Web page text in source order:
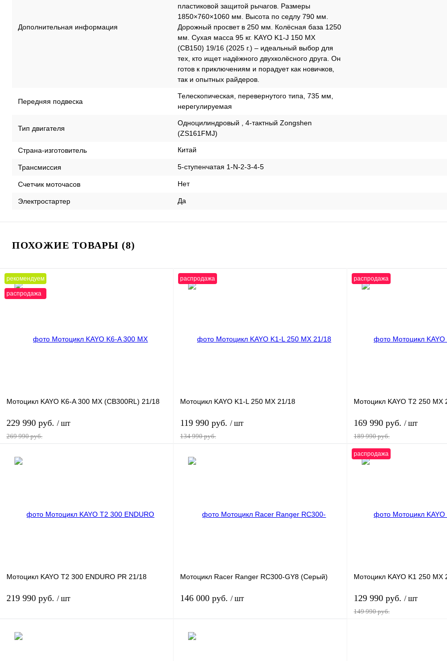
Дополнительная информация
пластиковой защитой рычагов. Размеры
1850×760×1060 мм. Высота по седлу 790 мм.
Дорожный просвет в 250 мм. Колёсная база 1250
мм. Сухая масса 95 кг. KAYO K1-J 150 MX
(CB150) 19/16 (2025 г.) – идеальный выбор для
тех, кто ищет надёжного двухколёсного друга. Он
готов к приключениям и порадует как новичков,
так и опытных райдеров.
Передняя подвеска
Телескопическая, перевернутого типа, 735 мм,
нерегулируемая
Тип двигателя
Одноцилиндровый , 4-тактный Zongshen
(ZS161FMJ)
Страна-изготовитель Китай
Трансмиссия 5-ступенчатая 1-N-2-3-4-5
Счетчик моточасов Нет
Электростартер Да
ПОХОЖИЕ ТОВАРЫ (8)
рекомендуем
распродажа
Мотоцикл KAYO K6-A 300 MX (CB300RL) 21/18
229 990 руб. / шт
269 990 руб.
наличии
распродажа
Мотоцикл KAYO K1-L 250 MX 21/18
119 990 руб. / шт
134 990 руб.
наличии
распродажа
Мотоцикл KAYO T2 250
169 990 руб. / шт
189 990 руб.
Мотоцикл KAYO T2 300 ENDURO PR 21/18
219 990 руб. / шт
Мотоцикл Racer Ranger RC300-GY8 (Серый)
146 000 руб. / шт
распродажа
Мотоцикл KAYO K1 250 MX
129 990 руб. / шт
149 990 руб.